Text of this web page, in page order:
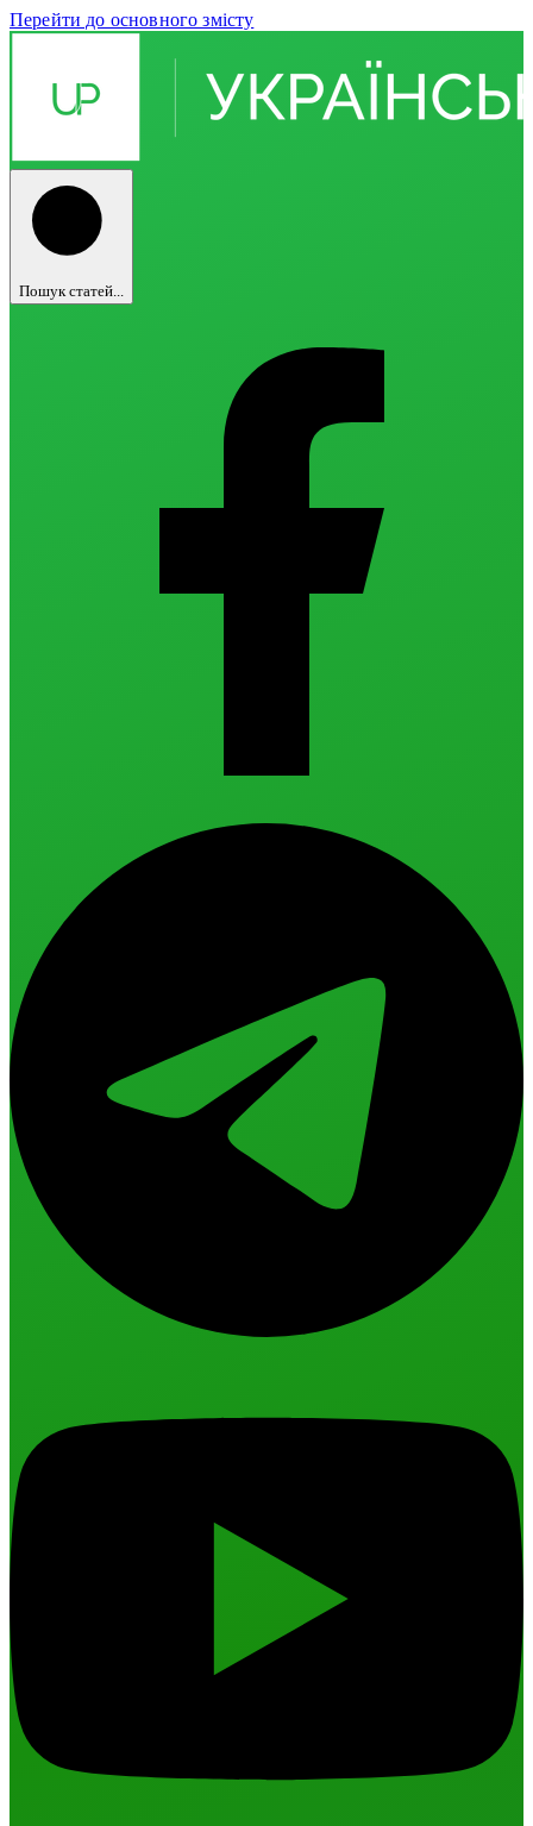
Перейти до основного змісту
Пошук статей...